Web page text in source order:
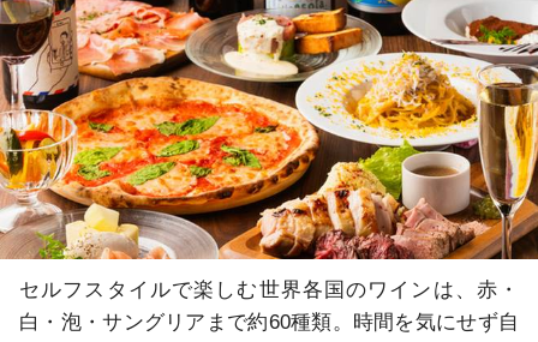
セルフスタイルで楽しむ世界各国のワインは、赤・
白・泡・サングリアまで約60種類。時間を気にせず自